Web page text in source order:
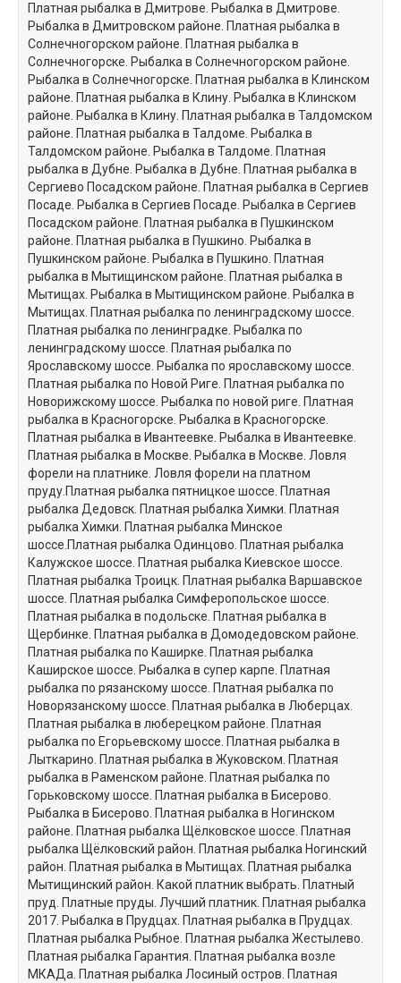
Платная рыбалка в Дмитрове. Рыбалка в Дмитрове.
Рыбалка в Дмитровском районе. Платная рыбалка в
Солнечногорском районе. Платная рыбалка в
Солнечногорске. Рыбалка в Солнечногорском районе.
Рыбалка в Солнечногорске. Платная рыбалка в Клинском
районе. Платная рыбалка в Клину. Рыбалка в Клинском
районе. Рыбалка в Клину. Платная рыбалка в Талдомском
районе. Платная рыбалка в Талдоме. Рыбалка в
Талдомском районе. Рыбалка в Талдоме. Платная
рыбалка в Дубне. Рыбалка в Дубне. Платная рыбалка в
Сергиево Посадском районе. Платная рыбалка в Сергиев
Посаде. Рыбалка в Сергиев Посаде. Рыбалка в Сергиев
Посадском районе. Платная рыбалка в Пушкинском
районе. Платная рыбалка в Пушкино. Рыбалка в
Пушкинском районе. Рыбалка в Пушкино. Платная
рыбалка в Мытищинском районе. Платная рыбалка в
Мытищах. Рыбалка в Мытищинском районе. Рыбалка в
Мытищах. Платная рыбалка по ленинградскому шоссе.
Платная рыбалка по ленинградке. Рыбалка по
ленинградскому шоссе. Платная рыбалка по
Ярославскому шоссе. Рыбалка по ярославскому шоссе.
Платная рыбалка по Новой Риге. Платная рыбалка по
Новорижскому шоссе. Рыбалка по новой риге. Платная
рыбалка в Красногорске. Рыбалка в Красногорске.
Платная рыбалка в Ивантеевке. Рыбалка в Ивантеевке.
Платная рыбалка в Москве. Рыбалка в Москве. Ловля
форели на платнике. Ловля форели на платном
пруду.Платная рыбалка пятницкое шоссе. Платная
рыбалка Дедовск. Платная рыбалка Химки. Платная
рыбалка Химки. Платная рыбалка Минское
шоссе.Платная рыбалка Одинцово. Платная рыбалка
Калужское шоссе. Платная рыбалка Киевское шоссе.
Платная рыбалка Троицк. Платная рыбалка Варшавское
шоссе. Платная рыбалка Симферопольское шоссе.
Платная рыбалка в подольске. Платная рыбалка в
Щербинке. Платная рыбалка в Домодедовском районе.
Платная рыбалка по Каширке. Платная рыбалка
Каширское шоссе. Рыбалка в супер карпе. Платная
рыбалка по рязанскому шоссе. Платная рыбалка по
Новорязанскому шоссе. Платная рыбалка в Люберцах.
Платная рыбалка в люберецком районе. Платная
рыбалка по Егорьевскому шоссе. Платная рыбалка в
Лыткарино. Платная рыбалка в Жуковском. Платная
рыбалка в Раменском районе. Платная рыбалка по
Горьковскому шоссе. Платная рыбалка в Бисерово.
Рыбалка в Бисерово. Платная рыбалка в Ногинском
районе. Платная рыбалка Щёлковское шоссе. Платная
рыбалка Щёлковский район. Платная рыбалка Ногинский
район. Платная рыбалка в Мытищах. Платная рыбалка
Мытищинский район. Какой платник выбрать. Платный
пруд. Платные пруды. Лучший платник. Платная рыбалка
2017. Рыбалка в Прудцах. Платная рыбалка в Прудцах.
Платная рыбалка Рыбное. Платная рыбалка Жестылево.
Платная рыбалка Гарантия. Платная рыбалка возле
МКАДа. Платная рыбалка Лосиный остров. Платная